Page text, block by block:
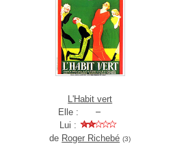
L'Habit vert
Elle :
Lui :
de Roger Richebé (3)